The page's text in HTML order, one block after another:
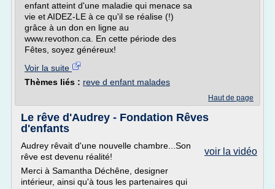
enfant atteint d'une maladie qui menace sa
vie et AIDEZ-LE à ce qu'il se réalise (!)
grâce à un don en ligne au
www.revothon.ca. En cette période des
Fêtes, soyez généreux!
Voir la suite
Thèmes liés : reve d enfant malades
Haut de page
Le rêve d'Audrey - Fondation Rêves
d'enfants
voir la vidéo
Audrey rêvait d'une nouvelle chambre...Son
rêve est devenu réalité!
Merci à Samantha Déchêne, designer
intérieur, ainsi qu'à tous les partenaires qui